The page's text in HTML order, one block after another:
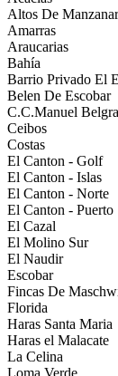
Altos De
Amarras
Araucarias
Bahía
Barrio Privado El
Belen De Escobar
C.C.Manuel
Ceibos
Costas
El Canton - Golf
El Canton - Islas
El Canton - Norte
El Canton - Puerto
El Cazal
El Molino Sur
El Naudir
Escobar
Fincas De
Florida
Haras Santa Maria
Haras el Malacate
La Celina
Loma Verde